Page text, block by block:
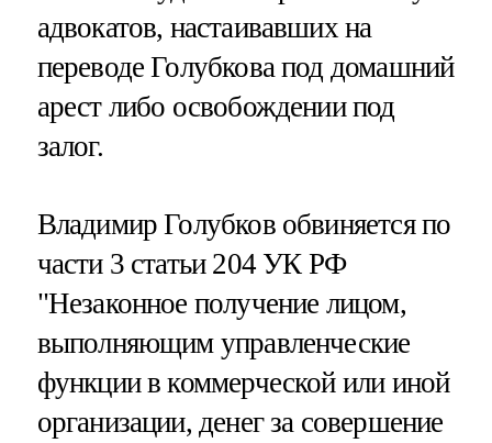
адвокатов, настаивавших на
переводе Голубкова под домашний
арест либо освобождении под
залог.
Владимир Голубков обвиняется по
части 3 статьи 204 УК РФ
"Незаконное получение лицом,
выполняющим управленческие
функции в коммерческой или иной
организации, денег за совершение